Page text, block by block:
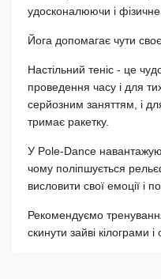
удосконалюючи і фізичне
Йога допомагає чути своє
Настільний теніс - це
проведення часу і для
серйозним заняттям, і
тримає ракетку.
У Pole-Dance
чому поліпшується
висловити свої емоції і
Рекомендуємо
скинути зайві кілограми